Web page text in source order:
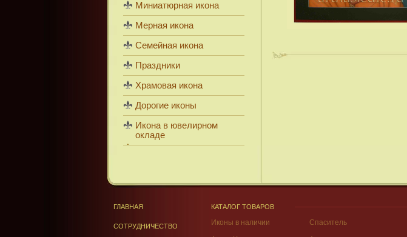
Миниатюрная икона
Мерная икона
Семейная икона
Праздники
Храмовая икона
Дорогие иконы
Икона в ювелирном
окладе
ГЛАВНАЯ
СОТРУДНИЧЕСТВО
КАТАЛОГ ТОВАРОВ
Иконы в наличии Спаситель